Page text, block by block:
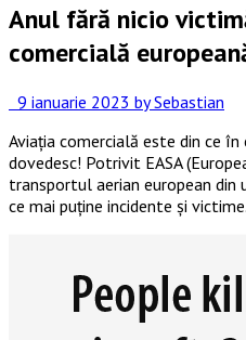
Anul fără nicio
comercială
9 ianuarie 2023 by Sebastian
Aviația comercială este din ce
dovedesc! Potrivit EASA
transportul aerian european
ce mai puține incidente și victime.